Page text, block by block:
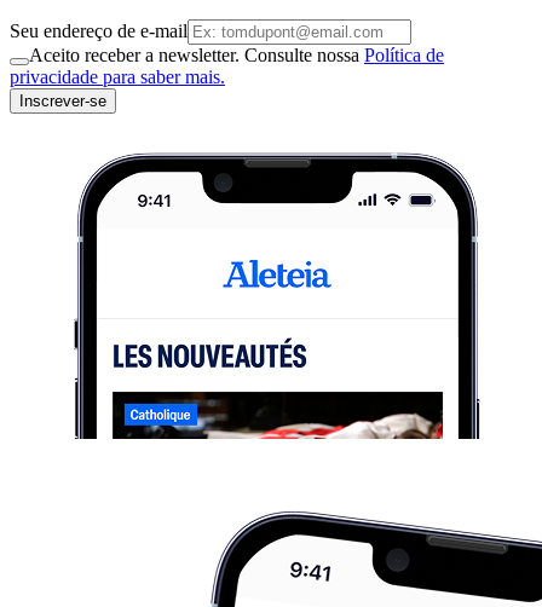
Seu endereço de e-mail
Aceito receber a newsletter. Consulte nossa Política de
privacidade para saber mais.
Inscrever-se